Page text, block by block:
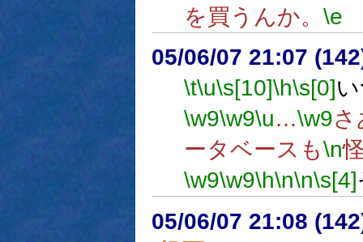
を買うんか。 \e
05/06/07 21:07
\t\u\s[10]\h\s[0]
\w9\w9\u…\w9さ
ータベースも\n
\w9\w9\h\n\n\s[4]
05/06/07 21:08